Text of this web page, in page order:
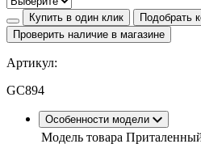
Купить в один клик
Подобрать
Проверить наличие в магазине
Артикул:
GC894
Особенности модели
Модель товара